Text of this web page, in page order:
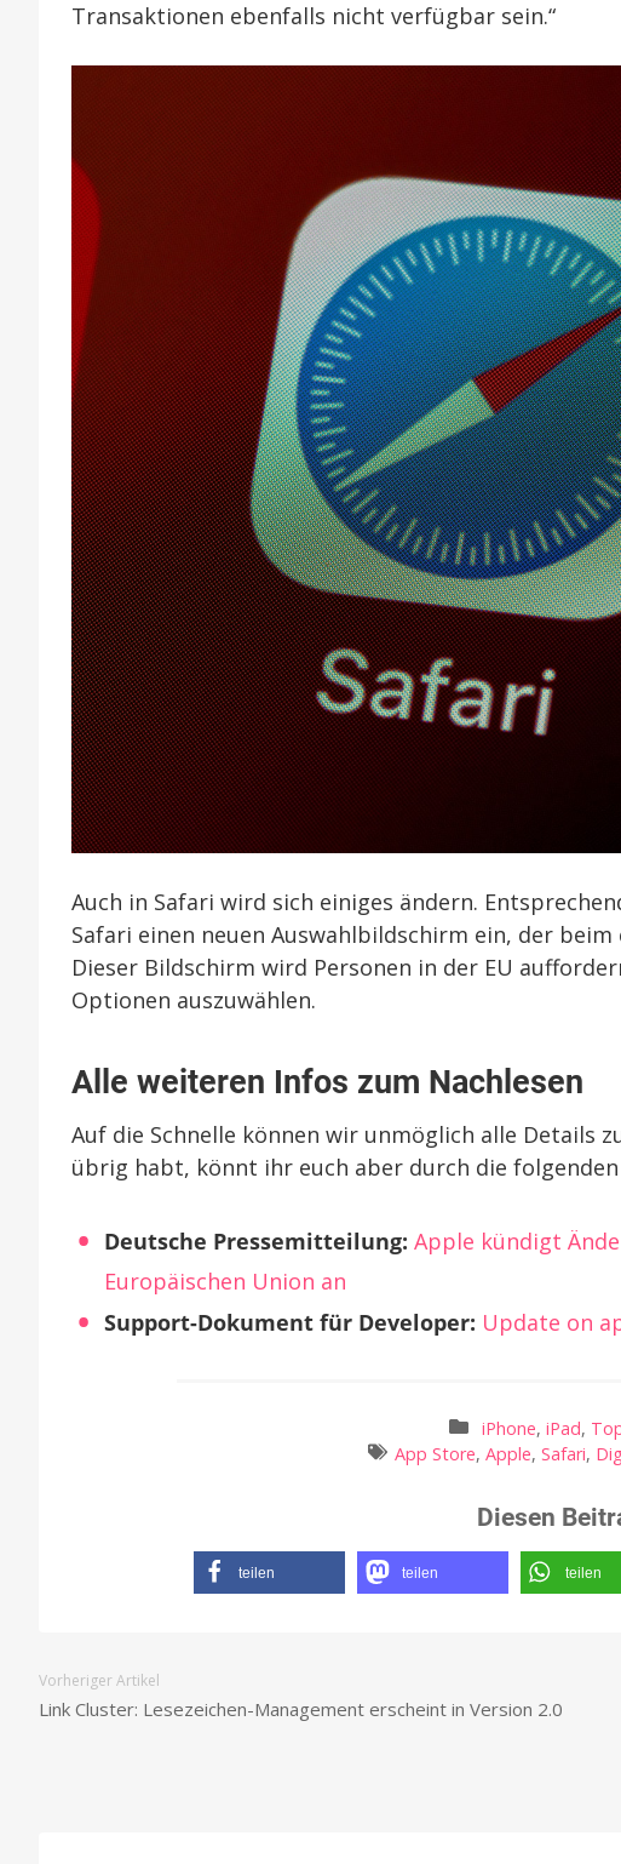
Transaktionen ebenfalls nicht verfügbar sein.“
Auch in Safari wird sich einiges ändern.
Safari einen neuen Auswahlbildschirm ein, der
Dieser Bildschirm wird Personen in der EU
Optionen auszuwählen.
Alle weiteren Infos zum Nachlesen
Auf die Schnelle können wir unmöglich alle Details
übrig habt, könnt ihr euch aber durch die
Deutsche Pressemitteilung: Apple kündigt
Europäischen Union an
Support-Dokument für Developer: Update on
iPhone, iPad,
App Store, Apple, Safari,
Diesen
teilen teilen teilen
Vorheriger Artikel
Link Cluster: Lesezeichen-Management erscheint in Version 2.0